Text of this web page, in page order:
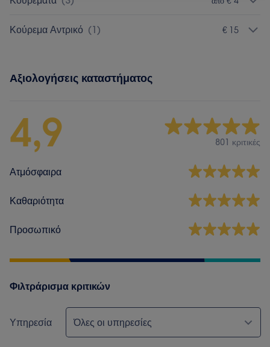
Κούρεμα Αντρικό (1) € 15
Αξιολογήσεις καταστήματος
4,9 801 κριτικές
Ατμόσφαιρα
Καθαριότητα
Προσωπικό
Φιλτράρισμα κριτικών
Υπηρεσία Όλες οι υπηρεσίες